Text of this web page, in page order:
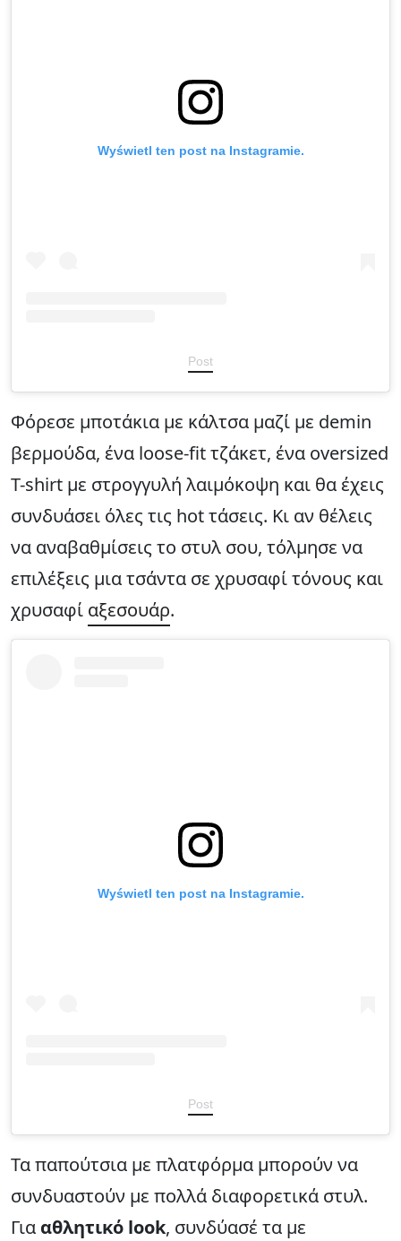
Wyświetl ten post na Instagramie.
Post
Φόρεσε μποτάκια με κάλτσα μαζί με demin
βερμούδα, ένα loose-fit τζάκετ, ένα oversized
T-shirt με στρογγυλή λαιμόκοψη και θα έχεις
συνδυάσει όλες τις hot τάσεις. Κι αν θέλεις
να αναβαθμίσεις το στυλ σου, τόλμησε να
επιλέξεις μια τσάντα σε χρυσαφί τόνους και
χρυσαφί αξεσουάρ.
Wyświetl ten post na Instagramie.
Post
Τα παπούτσια με πλατφόρμα μπορούν να
συνδυαστούν με πολλά διαφορετικά στυλ.
Για αθλητικό look, συνδύασέ τα με